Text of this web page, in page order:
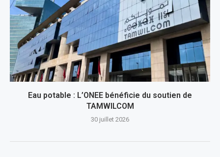
Eau potable : L’ONEE bénéficie du soutien de
TAMWILCOM
30 juillet 2026